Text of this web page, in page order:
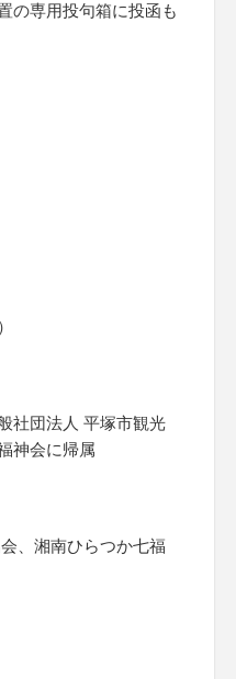
の専用投句箱に投函も
社団法人 平塚市観光
神会に帰属
、湘南ひらつか七福